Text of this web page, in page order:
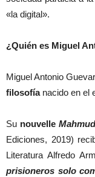
«la digital».
¿Quién es Miguel
Miguel Antonio
filosofía nacido en el
Su nouvelle
Ediciones, 2019)
Literatura Alfredo
prisioneros solo